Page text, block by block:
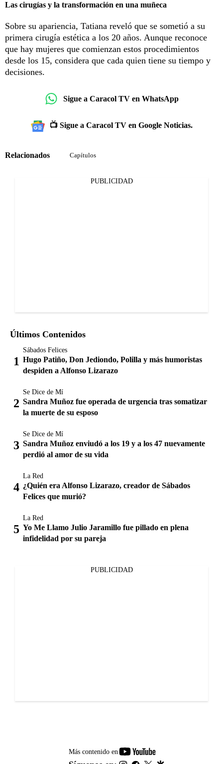
Las cirugías y la transformación en una muñeca
Sobre su apariencia, Tatiana reveló que se sometió a su
primera cirugía estética a los 20 años. Aunque reconoce
que hay mujeres que comienzan estos procedimientos
desde los 15, considera que cada quien tiene su tiempo y
decisiones.
Sigue a Caracol TV en WhatsApp
📺 Sigue a Caracol TV en Google Noticias.
Relacionados Capítulos
PUBLICIDAD
Últimos Contenidos
Sábados Felices
Hugo Patiño, Don Jediondo, Polilla y más humoristas
despiden a Alfonso Lizarazo
Se Dice de Mí
Sandra Muñoz fue operada de urgencia tras somatizar
la muerte de su esposo
Se Dice de Mí
Sandra Muñoz enviudó a los 19 y a los 47 nuevamente
perdió al amor de su vida
La Red
¿Quién era Alfonso Lizarazo, creador de Sábados
Felices que murió?
La Red
Yo Me Llamo Julio Jaramillo fue pillado en plena
infidelidad por su pareja
PUBLICIDAD
Más contenido en
youtube-
footer